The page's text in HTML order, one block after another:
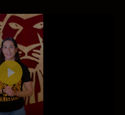
Play